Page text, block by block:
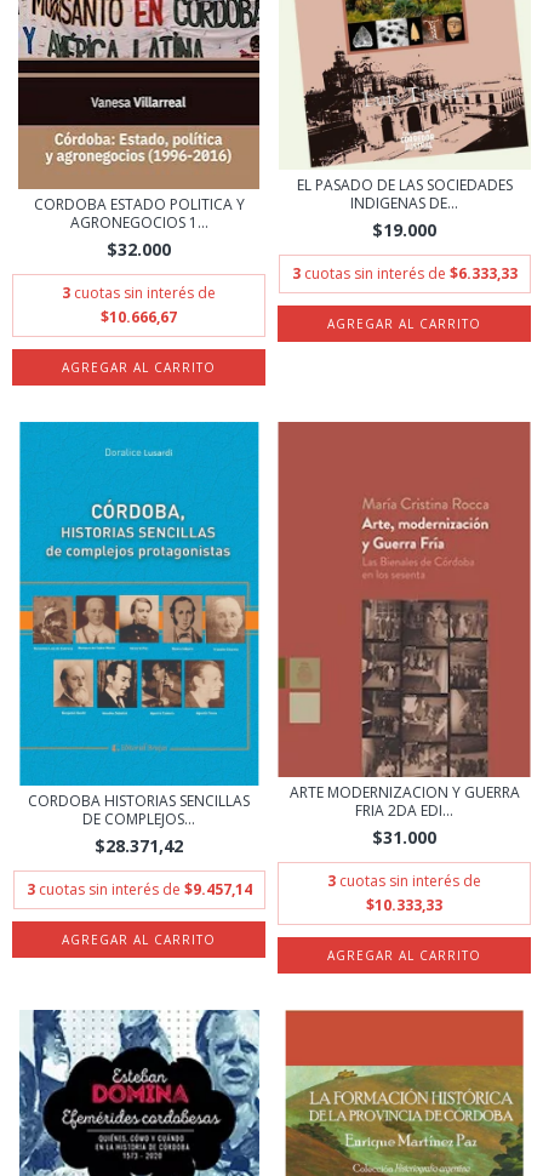
CORDOBA ESTADO POLITICA Y
AGRONEGOCIOS 1...
$32.000
3 cuotas sin interés de
$10.666,67
EL PASADO DE LAS SOCIEDADES
INDIGENAS DE...
$19.000
3 cuotas sin interés de $6.333,33
CORDOBA HISTORIAS SENCILLAS
DE COMPLEJOS...
$28.371,42
3 cuotas sin interés de $9.457,14
ARTE MODERNIZACION Y GUERRA
FRIA 2DA EDI...
$31.000
3 cuotas sin interés de
$10.333,33